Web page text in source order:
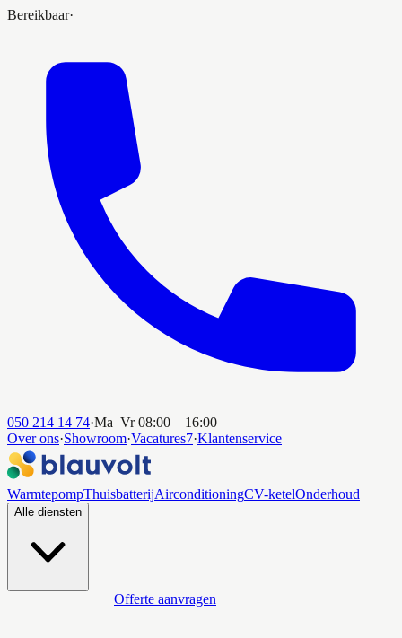
Bereikbaar·
050 214 14 74·Ma–Vr 08:00 – 16:00
Over ons·Showroom·Vacatures7·Klantenservice
WarmtepompThuisbatterijAirconditioningCV-ketelOnderhoud
Alle diensten
Offerte aanvragen